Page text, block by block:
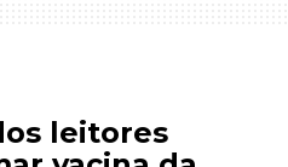
leitores